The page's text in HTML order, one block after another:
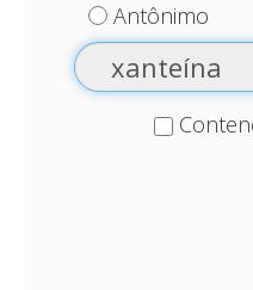
Antônimo